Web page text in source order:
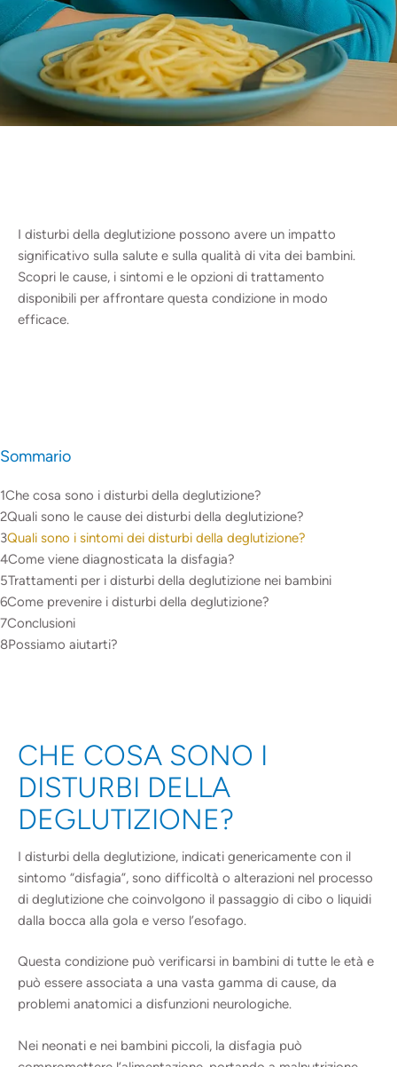
I disturbi della deglutizione possono avere un impatto
significativo sulla salute e sulla qualità di vita dei bambini.
Scopri le cause, i sintomi e le opzioni di trattamento
disponibili per affrontare questa condizione in modo
efficace.
Sommario
Che cosa sono i disturbi della deglutizione?
Quali sono le cause dei disturbi della deglutizione?
Quali sono i sintomi dei disturbi della deglutizione?
Come viene diagnosticata la disfagia?
Trattamenti per i disturbi della deglutizione nei bambini
Come prevenire i disturbi della deglutizione?
Conclusioni
Possiamo aiutarti?
CHE COSA SONO I
DISTURBI DELLA
DEGLUTIZIONE?
I disturbi della deglutizione, indicati genericamente con il
sintomo “disfagia”, sono difficoltà o alterazioni nel processo
di deglutizione che coinvolgono il passaggio di cibo o liquidi
dalla bocca alla gola e verso l’esofago.
Questa condizione può verificarsi in bambini di tutte le età e
può essere associata a una vasta gamma di cause, da
problemi anatomici a disfunzioni neurologiche.
Nei neonati e nei bambini piccoli, la disfagia può